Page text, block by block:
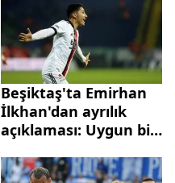
yakın! Rakip
Juventus...
Beşiktaş'ta Emirhan
İlkhan'dan ayrılık
açıklaması: Uygun bir
anlayış rica ettim